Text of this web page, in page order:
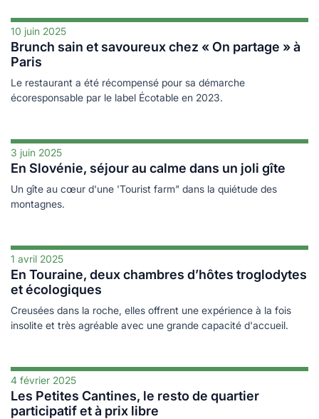
10 juin 2025
Brunch sain et savoureux chez « On partage » à
Paris
Le restaurant a été récompensé pour sa démarche
écoresponsable par le label Écotable en 2023.
3 juin 2025
En Slovénie, séjour au calme dans un joli gîte
Un gîte au cœur d'une 'Tourist farm" dans la quiétude des
montagnes.
1 avril 2025
En Touraine, deux chambres d’hôtes troglodytes
et écologiques
Creusées dans la roche, elles offrent une expérience à la fois
insolite et très agréable avec une grande capacité d'accueil.
4 février 2025
Les Petites Cantines, le resto de quartier
participatif et à prix libre